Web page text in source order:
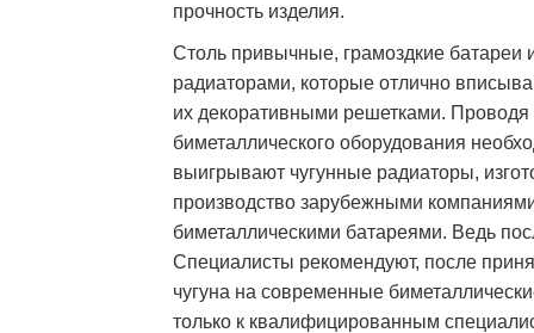
прочность изделия.
Столь привычные, грамоздкие батареи
радиаторами, которые отлично
их декоративными решетками. Проводя
биметаллического оборудования
выигрывают чугунные радиаторы,
производство зарубежными
биметаллическими батареями. Ведь
Специалисты рекомендуют, после
чугуна на современные
только к квалифицированным